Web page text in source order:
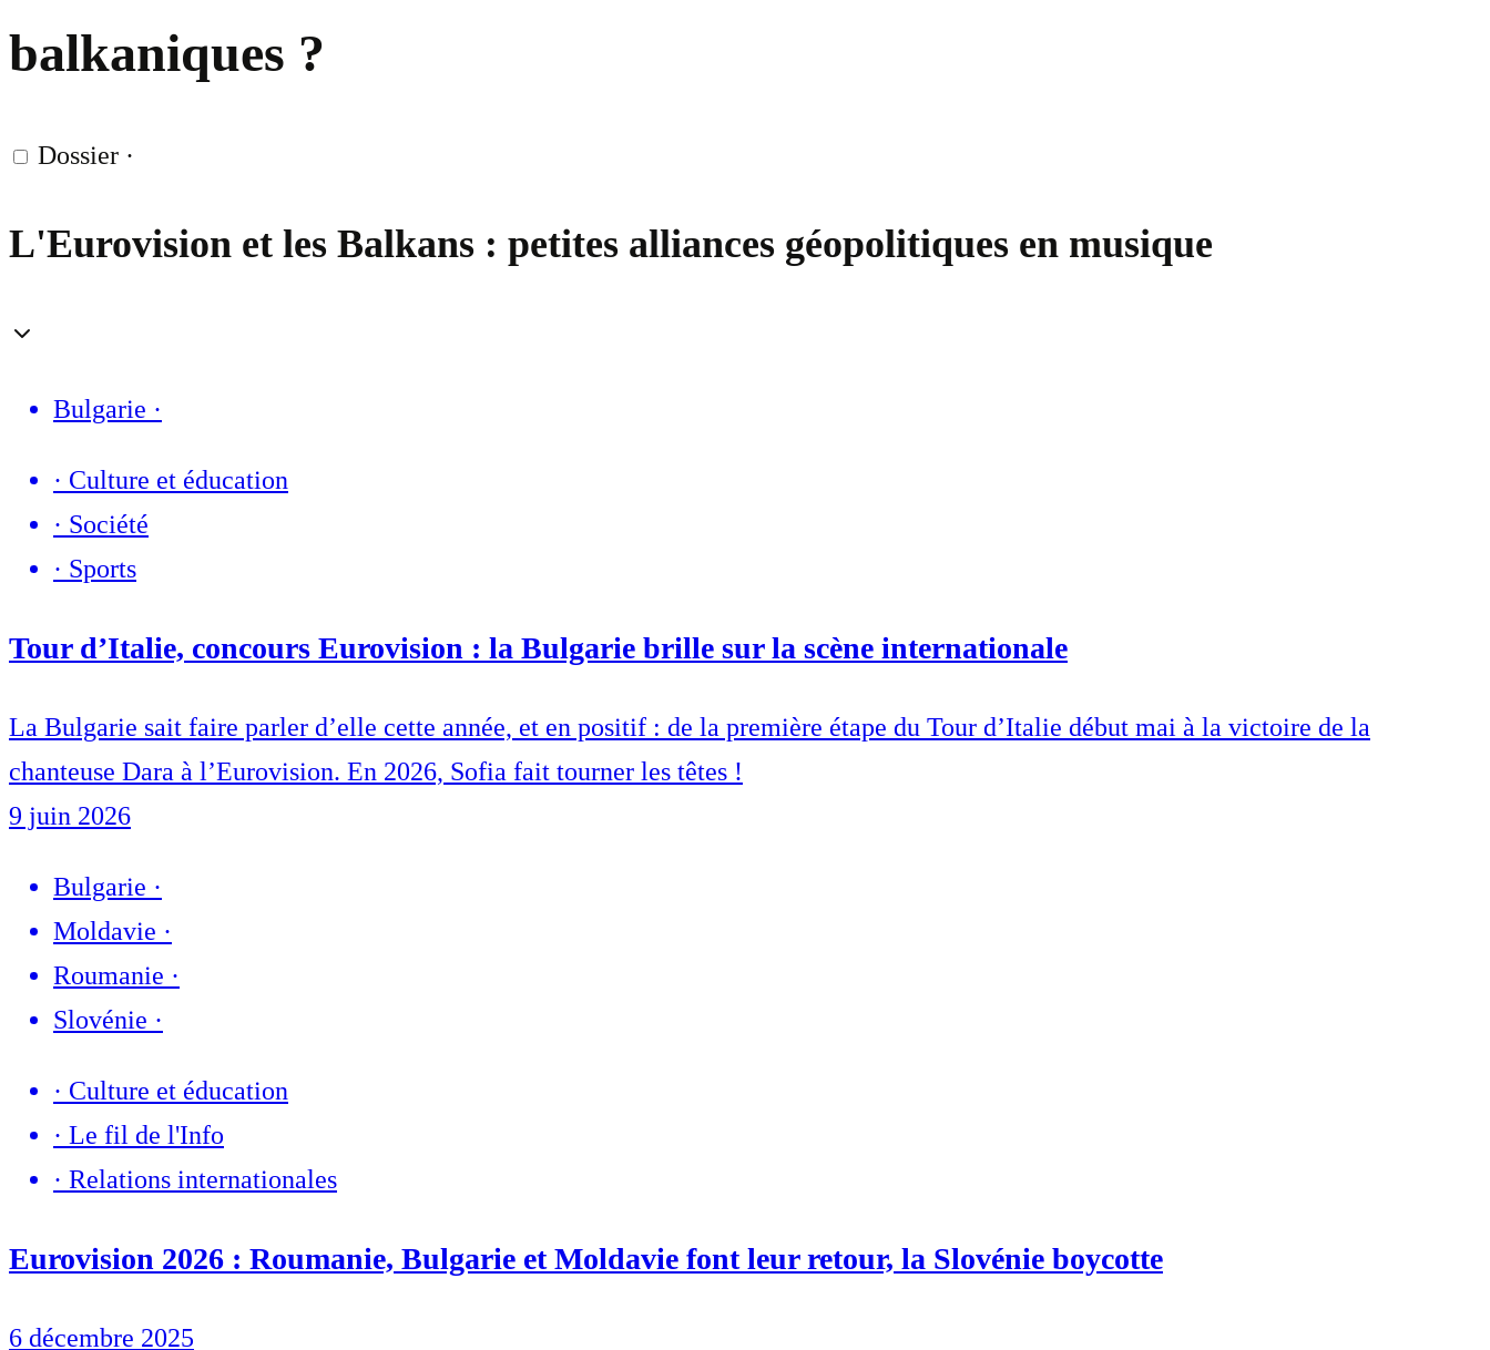
balkaniques ?
Dossier ·
L'Eurovision et les Balkans : petites alliances géopolitiques en musique
Bulgarie ·
· Culture et éducation
· Société
· Sports
Tour d’Italie, concours Eurovision : la Bulgarie brille sur la scène internationale
La Bulgarie sait faire parler d’elle cette année, et en positif : de la première étape du Tour d’Italie début mai à la victoire de la
chanteuse Dara à l’Eurovision. En 2026, Sofia fait tourner les têtes !
9 juin 2026
Bulgarie ·
Moldavie ·
Roumanie ·
Slovénie ·
· Culture et éducation
· Le fil de l'Info
· Relations internationales
Eurovision 2026 : Roumanie, Bulgarie et Moldavie font leur retour, la Slovénie boycotte
6 décembre 2025